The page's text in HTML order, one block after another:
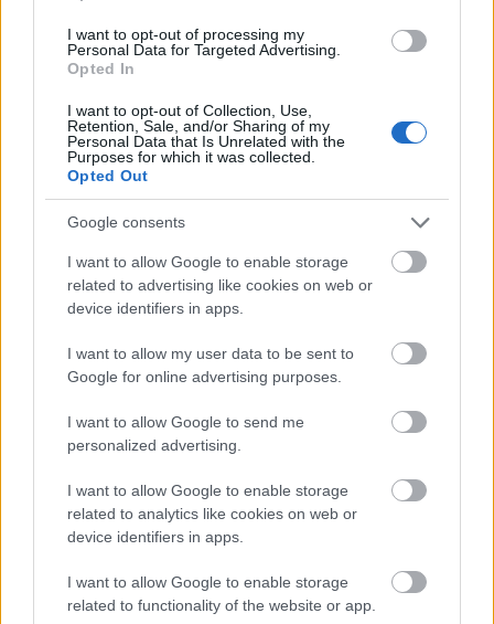
I want to opt-out of processing my
Personal Data for Targeted Advertising.
Opted In
I want to opt-out of Collection, Use,
Retention, Sale, and/or Sharing of my
Personal Data that Is Unrelated with the
Purposes for which it was collected.
Opted Out
Google consents
I want to allow Google to enable storage
related to advertising like cookies on web or
device identifiers in apps.
I want to allow my user data to be sent to
Google for online advertising purposes.
I want to allow Google to send me
personalized advertising.
I want to allow Google to enable storage
related to analytics like cookies on web or
device identifiers in apps.
I want to allow Google to enable storage
related to functionality of the website or app.
ami mai pénzben több mint félmillió fontot